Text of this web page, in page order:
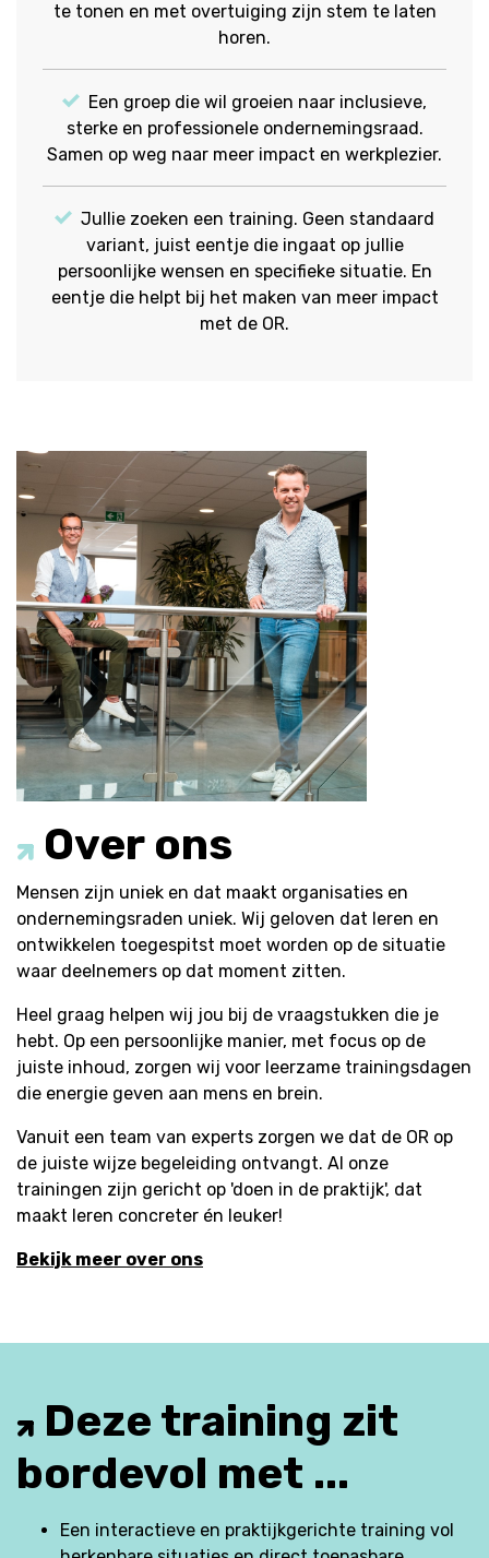
te tonen en met overtuiging zijn stem te laten
horen.
Een groep die wil groeien naar inclusieve,
sterke en professionele ondernemingsraad.
Samen op weg naar meer impact en werkplezier.
Jullie zoeken een training. Geen standaard
variant, juist eentje die ingaat op jullie
persoonlijke wensen en specifieke situatie. En
eentje die helpt bij het maken van meer impact
met de OR.
Over ons
Mensen zijn uniek en dat maakt organisaties en
ondernemingsraden uniek. Wij geloven dat leren en
ontwikkelen toegespitst moet worden op de situatie
waar deelnemers op dat moment zitten.
Heel graag helpen wij jou bij de vraagstukken die je
hebt. Op een persoonlijke manier, met focus op de
juiste inhoud, zorgen wij voor leerzame trainingsdagen
die energie geven aan mens en brein.
Vanuit een team van experts zorgen we dat de OR op
de juiste wijze begeleiding ontvangt. Al onze
trainingen zijn gericht op 'doen in de praktijk', dat
maakt leren concreter én leuker!
Bekijk meer over ons
Deze training zit
bordevol met ...
Een interactieve en praktijkgerichte training vol